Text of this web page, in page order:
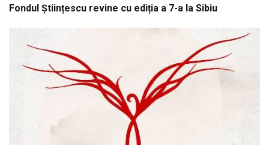
Fondul Științescu revine cu ediția a 7-a la Sibiu